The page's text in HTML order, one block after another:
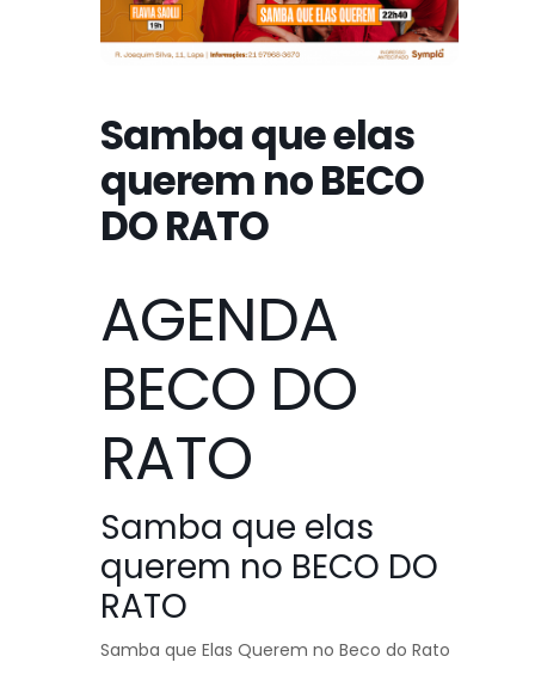
Samba que elas
querem no BECO
DO RATO
AGENDA
BECO DO
RATO
Samba que elas
querem no BECO DO
RATO
Samba que Elas Querem no Beco do Rato